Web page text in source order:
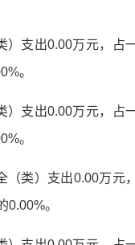
）支出0.00万元，占
。
）支出0.00万元，占
。
（类）支出0.00万元
0.00%。